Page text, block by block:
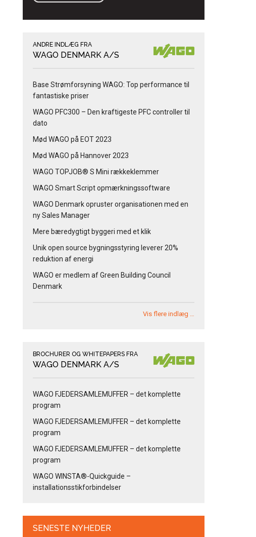
ANDRE INDLÆG FRA
WAGO DENMARK A/S
Base Strømforsyning WAGO: Top performance til
fantastiske priser
WAGO PFC300 – Den kraftigeste PFC controller til
dato
Mød WAGO på EOT 2023
Mød WAGO på Hannover 2023
WAGO TOPJOB® S Mini rækkeklemmer
WAGO Smart Script opmærkningssoftware
WAGO Denmark opruster organisationen med en
ny Sales Manager
Mere bæredygtigt byggeri med et klik
Unik open source bygningsstyring leverer 20%
reduktion af energi
WAGO er medlem af Green Building Council
Denmark
Vis flere indlæg …
BROCHURER OG WHITEPAPERS FRA
WAGO DENMARK A/S
WAGO FJEDERSAMLEMUFFER – det komplette
program
WAGO FJEDERSAMLEMUFFER – det komplette
program
WAGO FJEDERSAMLEMUFFER – det komplette
program
WAGO WINSTA®-Quickguide –
installationsstikforbindelser
SENESTE NYHEDER